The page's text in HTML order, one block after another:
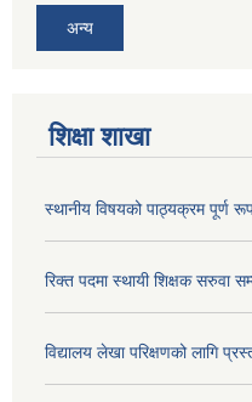
अन्य
शिक्षा शाखा
स्थानीय विषयको पाठ्यक्रम पूर्ण
रिक्त पदमा स्थायी शिक्षक सरुवा
विद्यालय लेखा परिक्षणको लागि